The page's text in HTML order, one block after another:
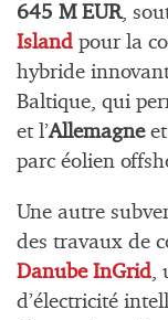
645 M EUR,
Island pour la
hybride
Baltique, qui
et l’Allemagneet
parc éolien
Une autre
des travaux de
Danube InGrid,
d’électricité